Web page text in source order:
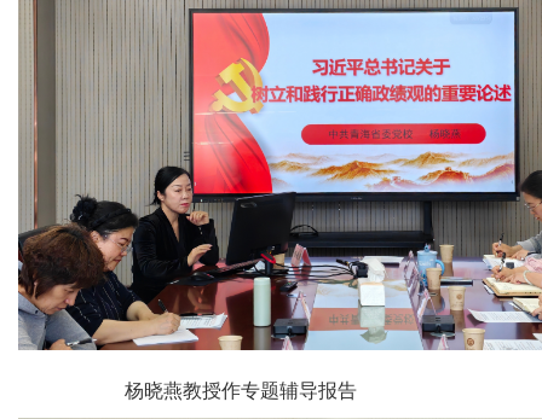
杨晓燕教授作专题辅导报告